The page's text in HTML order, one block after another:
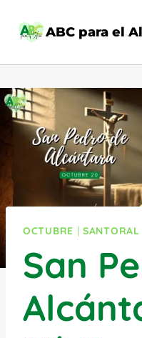
ABC para el
OCTUBRE |SANTORAL
San